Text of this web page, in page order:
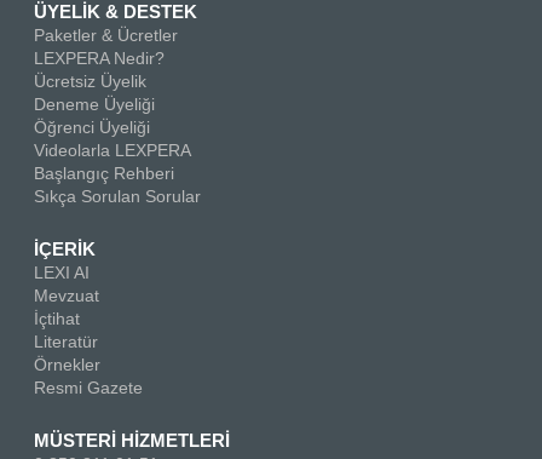
ÜYELİK & DESTEK
Paketler & Ücretler
LEXPERA Nedir?
Ücretsiz Üyelik
Deneme Üyeliği
Öğrenci Üyeliği
Videolarla LEXPERA
Başlangıç Rehberi
Sıkça Sorulan Sorular
İÇERİK
LEXI AI
Mevzuat
İçtihat
Literatür
Örnekler
Resmi Gazete
MÜSTERİ HİZMETLERİ